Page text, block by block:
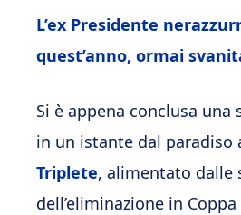
L’ex Presidente
quest’anno, ormai
Si è appena conclusa una
in un istante dal paradiso
Triplete, alimentato dalle
dell’eliminazione in